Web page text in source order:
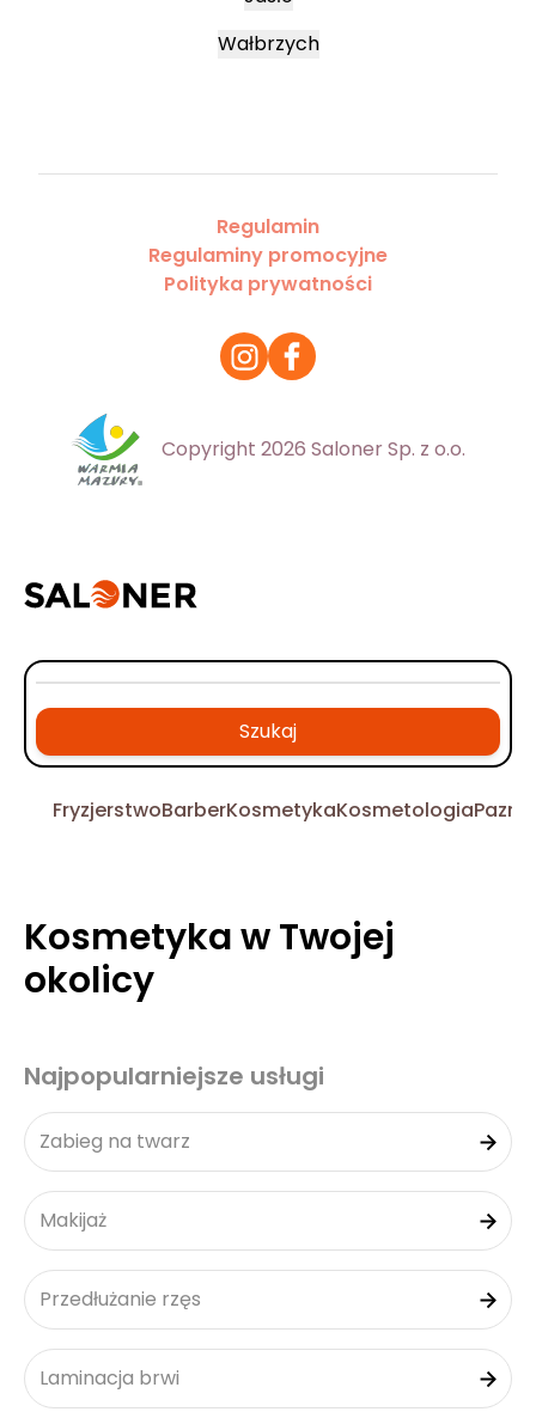
Wałbrzych
Regulamin
Regulaminy promocyjne
Polityka prywatności
Copyright 2026 Saloner Sp. z o.o.
Szukaj
FryzjerstwoBarberKosmetykaKosmetologia
Kosmetyka w Twojej
okolicy
Najpopularniejsze usługi
Zabieg na twarz
Makijaż
Przedłużanie rzęs
Laminacja brwi